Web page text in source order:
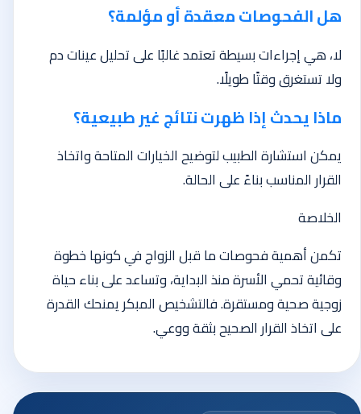
هل الفحوصات معقدة أو مؤلمة؟
لا، هي إجراءات بسيطة تعتمد غالبًا على تحليل عينات دم
ولا تستغرق وقتًا طويلًا.
ماذا يحدث إذا ظهرت نتائج غير طبيعية؟
يمكن استشارة الطبيب لتوضيح الخيارات المتاحة واتخاذ
القرار المناسب بناءً على الحالة.
الخلاصة
تكمن أهمية فحوصات ما قبل الزواج في كونها خطوة
وقائية تحمي الأسرة منذ البداية، وتساعد على بناء حياة
زوجية صحية ومستقرة. فالتشخيص المبكر يمنحك القدرة
على اتخاذ القرار الصحيح بثقة ووعي.